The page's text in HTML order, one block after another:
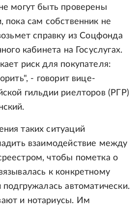
могут быть проверены
пока сам собственник не
справку из Соцфонда
кабинета на Госуслугах.
риск для покупателя:
- говорит вице-
гильдии риелторов (РГР)
таких ситуаций
взаимодействие между
чтобы пометка о
к конкретному
автоматически.
и нотариусы. Им